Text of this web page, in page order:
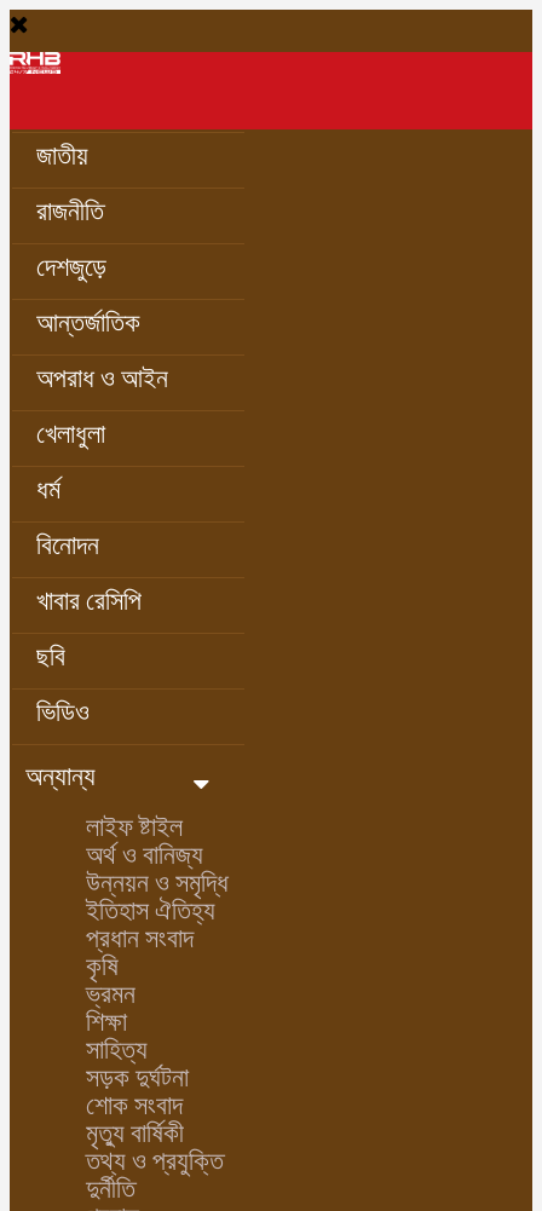
জাতীয়
রাজনীতি
দেশজুড়ে
আন্তর্জাতিক
অপরাধ ও আইন
খেলাধুলা
ধর্ম
বিনোদন
খাবার রেসিপি
ছবি
ভিডিও
অন্যান্য
লাইফ ষ্টাইল
অর্থ ও বানিজ্য
উন্নয়ন ও সমৃদ্ধি
ইতিহাস ঐতিহ্য
প্রধান সংবাদ
কৃষি
ভ্রমন
শিক্ষা
সাহিত্য
সড়ক দুর্ঘটনা
শোক সংবাদ
মৃত্যু বার্ষিকী
তথ্য ও প্রযুক্তি
দুর্নীতি